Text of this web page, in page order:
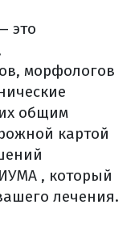
терапии
на
лечения
(общая
это
морфологов
общим
картой
, который
лечения.